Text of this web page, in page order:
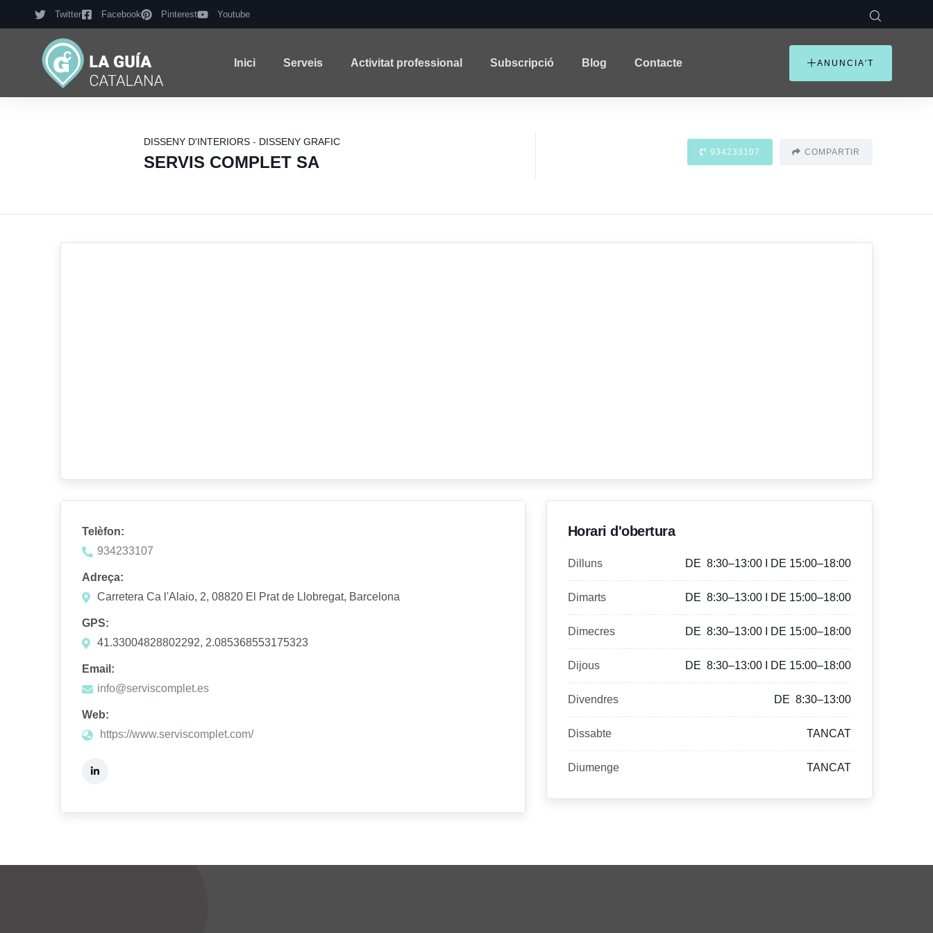
Twitter Facebook Pinterest Youtube
Inici Serveis Activitat professional Subscripció Blog Contacte ANUNCIA'T
DISSENY D'INTERIORS - DISSENY GRAFIC
SERVIS COMPLET SA
934233107 COMPARTIR
Telèfon:
934233107
Adreça:
Carretera Ca l'Alaio, 2, 08820 El Prat de Llobregat, Barcelona
GPS:
41.33004828802292, 2.085368553175323
Email:
info@serviscomplet.es
Web:
https://www.serviscomplet.com/
Horari d'obertura
Dilluns DE 8:30–13:00 I DE 15:00–18:00
Dimarts DE 8:30–13:00 I DE 15:00–18:00
Dimecres DE 8:30–13:00 I DE 15:00–18:00
Dijous DE 8:30–13:00 I DE 15:00–18:00
Divendres DE 8:30–13:00
Dissabte TANCAT
Diumenge TANCAT